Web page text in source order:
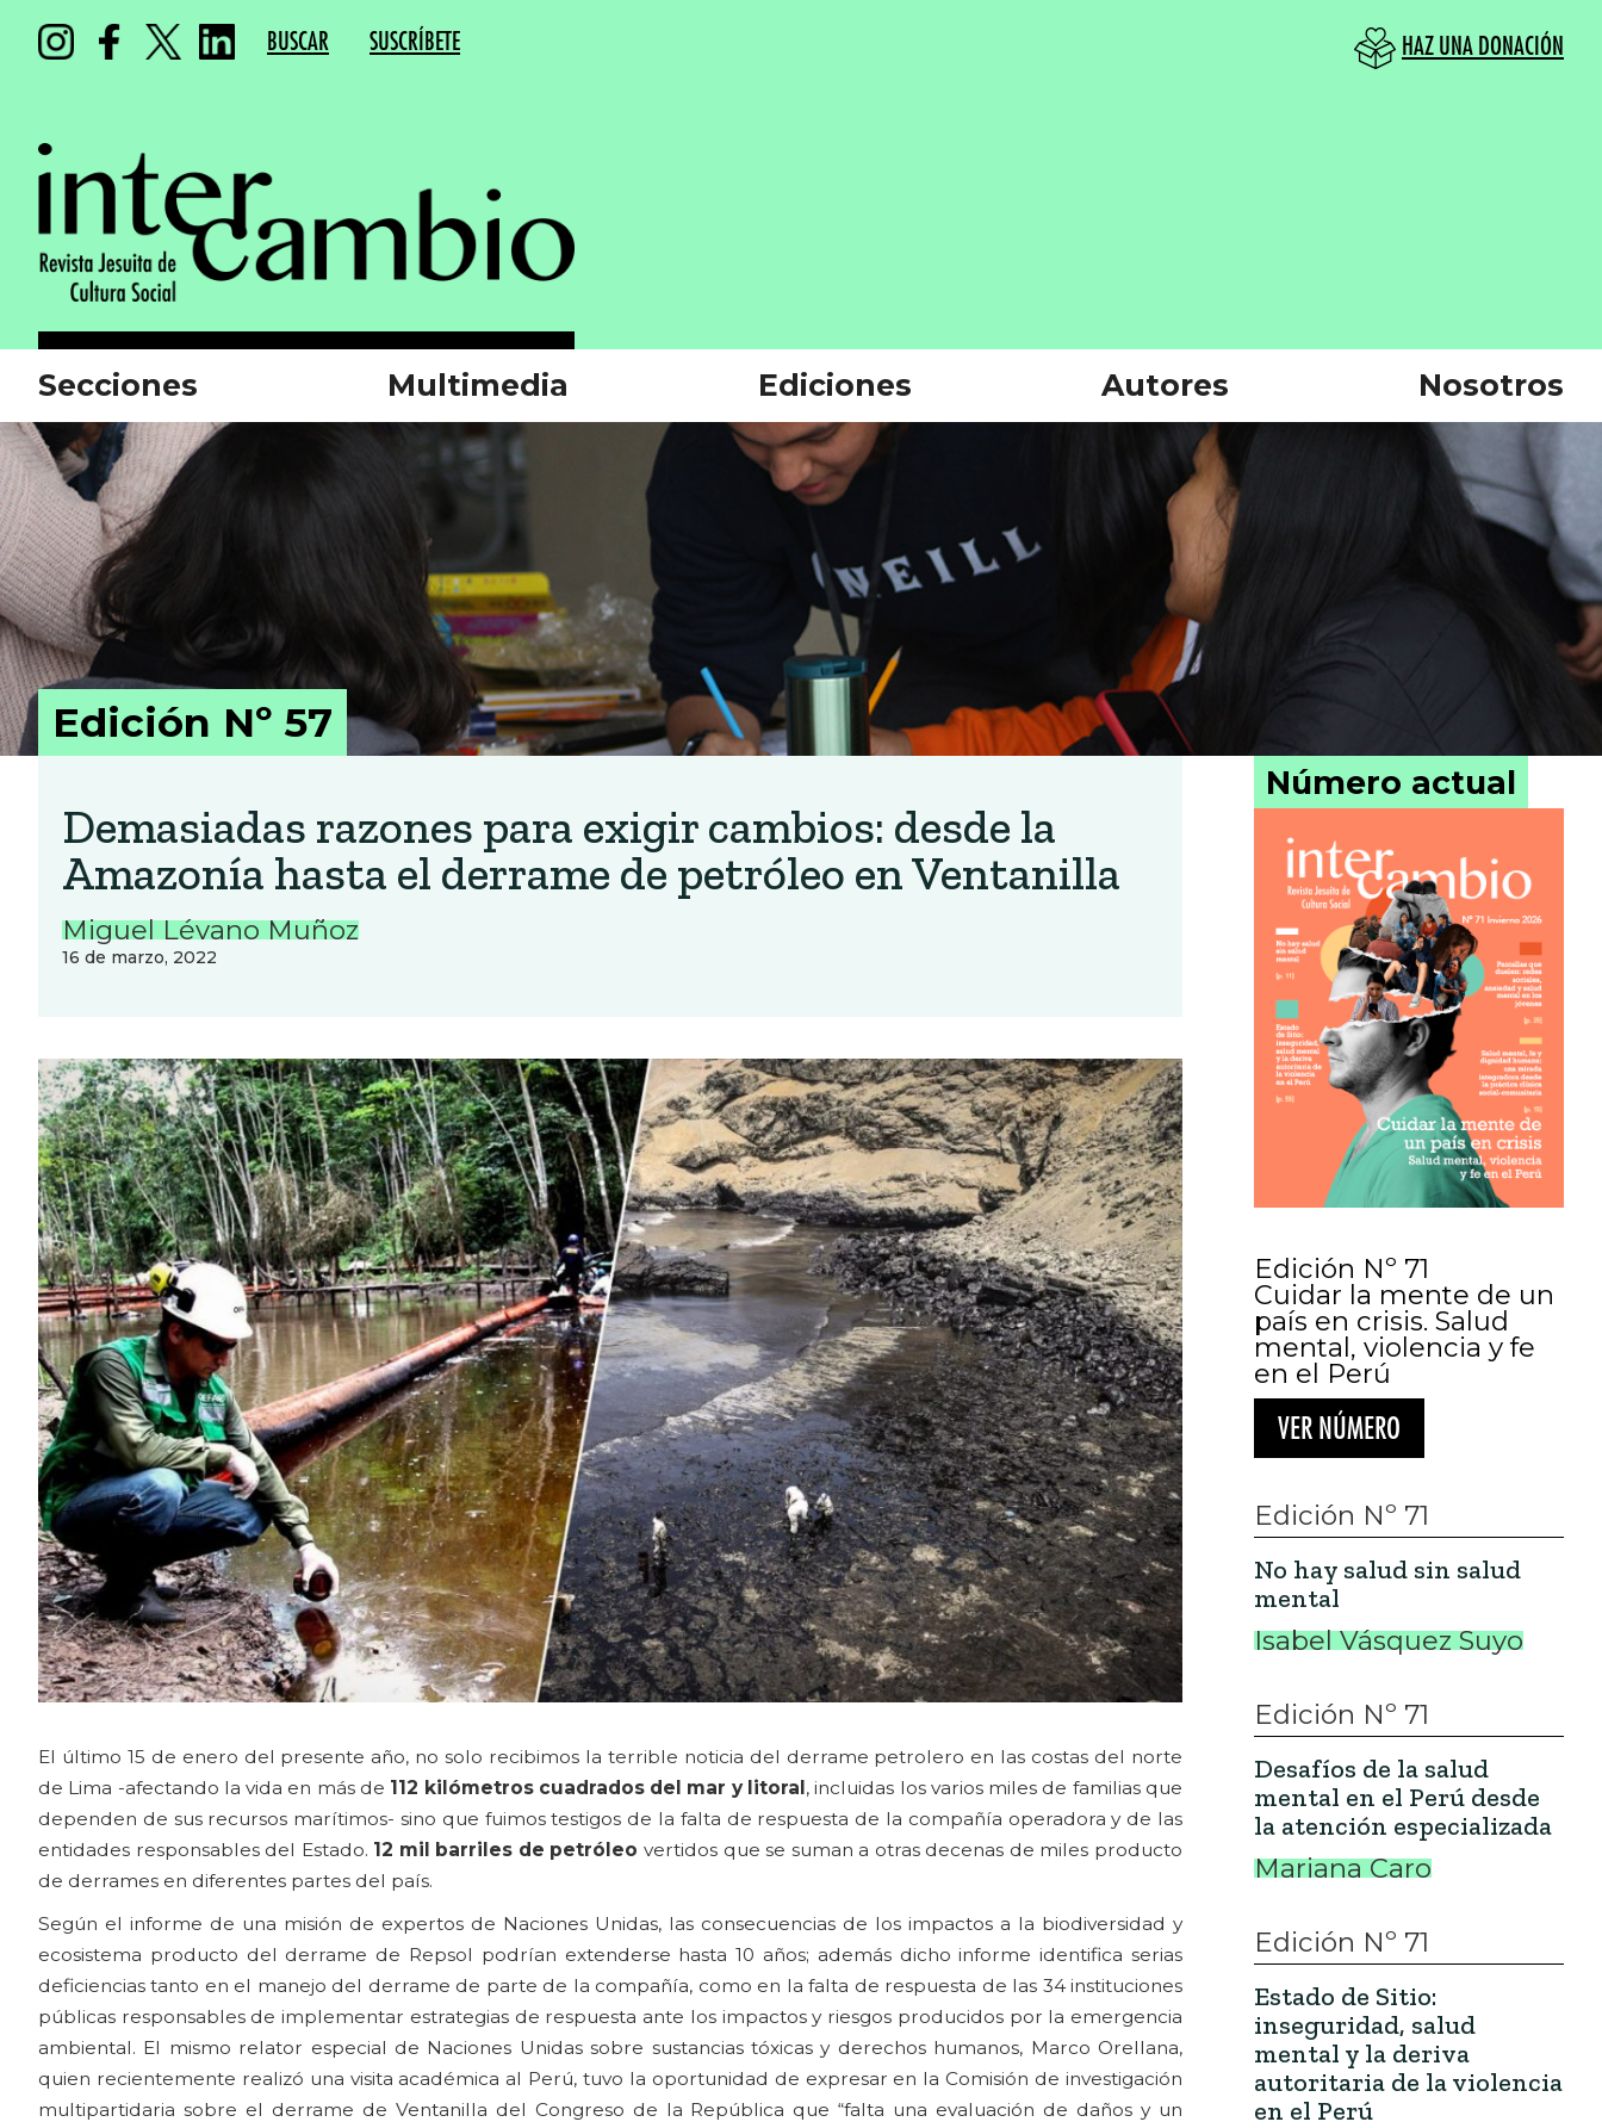
BUSCAR SUSCRÍBETE HAZ UNA DONACIÓN
Secciones Multimedia Ediciones Autores Nosotros
Edición Nº 57
Demasiadas razones para exigir cambios: desde la
Amazonía hasta el derrame de petróleo en Ventanilla
Miguel Lévano Muñoz
16 de marzo, 2022
El último 15 de enero del presente año, no solo recibimos la terrible noticia del derrame petrolero en las costas del norte
de Lima -afectando la vida en más de 112 kilómetros cuadrados del mar y litoral , incluidas los varios miles de familias que
dependen de sus recursos marítimos- sino que fuimos testigos de la falta de respuesta de la compañía operadora y de las
entidades responsables del Estado. 12 mil barriles de petróleo vertidos que se suman a otras decenas de miles producto
de derrames en diferentes partes del país.
Según el informe de una misión de expertos de Naciones Unidas, las consecuencias de los impactos a la biodiversidad y
ecosistema producto del derrame de Repsol podrían extenderse hasta 10 años; además dicho informe identifica serias
deficiencias tanto en el manejo del derrame de parte de la compañía, como en la falta de respuesta de las 34 instituciones
públicas responsables de implementar estrategias de respuesta ante los impactos y riesgos producidos por la emergencia
ambiental. El mismo relator especial de Naciones Unidas sobre sustancias tóxicas y derechos humanos, Marco Orellana,
quien recientemente realizó una visita académica al Perú, tuvo la oportunidad de expresar en la Comisión de investigación
multipartidaria sobre el derrame de Ventanilla del Congreso de la República que “falta una evaluación de daños y un
Número actual
Edición Nº 71
Cuidar la mente de un
país en crisis. Salud
mental, violencia y fe
en el Perú
VER NÚMERO
Edición Nº 71
No hay salud sin salud
mental
Isabel Vásquez Suyo
Edición Nº 71
Desafíos de la salud
mental en el Perú desde
la atención especializada
Mariana Caro
Edición Nº 71
Estado de Sitio:
inseguridad, salud
mental y la deriva
autoritaria de la violencia
en el Perú